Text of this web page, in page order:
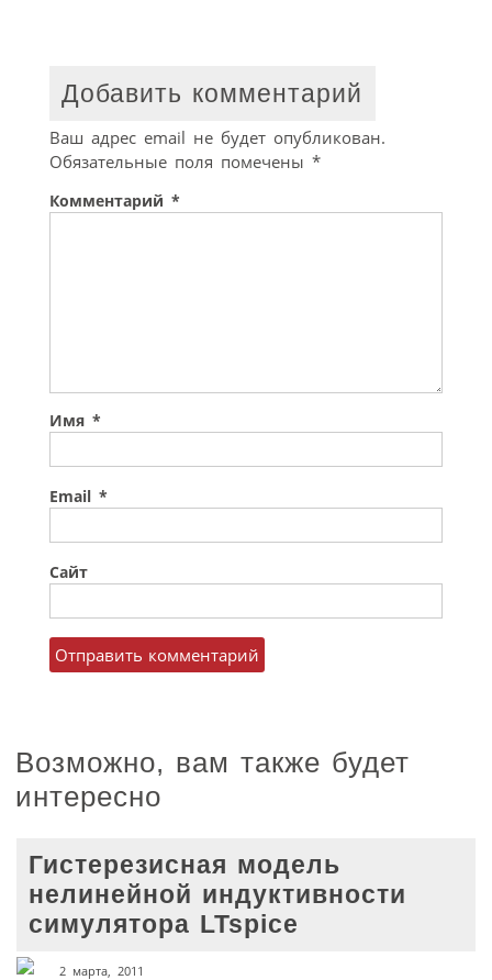
Добавить комментарий
Ваш адрес email не будет опубликован.
Обязательные поля помечены *
Комментарий *
Имя *
Email *
Сайт
Возможно, вам также будет
интересно
Гистерезисная модель
нелинейной индуктивности
симулятора LTspice
2 марта, 2011